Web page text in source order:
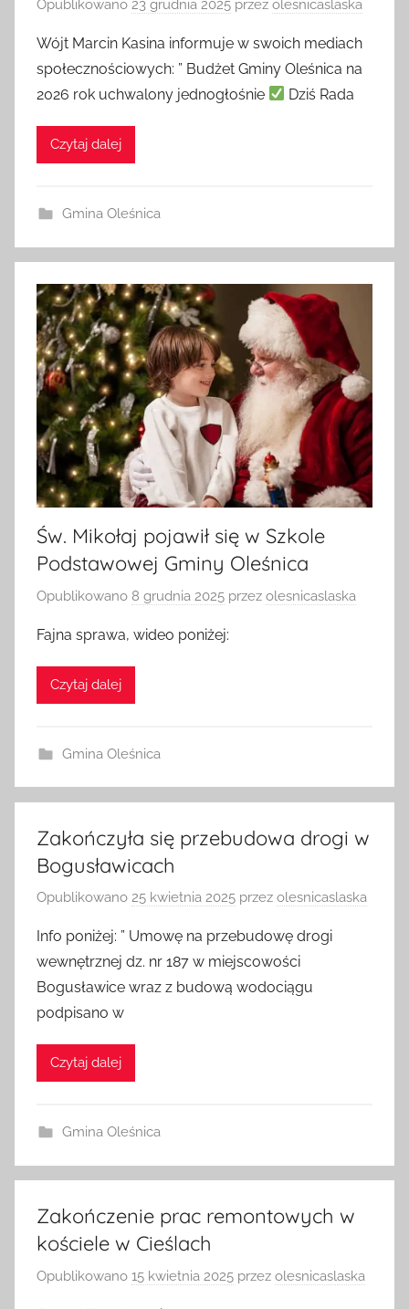
Opublikowano 23 grudnia 2025 przez olesnicaslaska
Wójt Marcin Kasina informuje w swoich mediach
społecznościowych: ” Budżet Gminy Oleśnica na
2026 rok uchwalony jednogłośnie
Dziś Rada
Czytaj dalej
Gmina Oleśnica
Św. Mikołaj pojawił się w Szkole
Podstawowej Gminy Oleśnica
Opublikowano 8 grudnia 2025 przez olesnicaslaska
Fajna sprawa, wideo poniżej:
Czytaj dalej
Gmina Oleśnica
Zakończyła się przebudowa drogi w
Bogusławicach
Opublikowano 25 kwietnia 2025 przez olesnicaslaska
Info poniżej: ” Umowę na przebudowę drogi
wewnętrznej dz. nr 187 w miejscowości
Bogusławice wraz z budową wodociągu
podpisano w
Czytaj dalej
Gmina Oleśnica
Zakończenie prac remontowych w
kościele w Cieślach
Opublikowano 15 kwietnia 2025 przez olesnicaslaska